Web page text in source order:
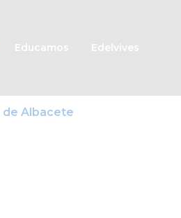
Educamos Edelvives